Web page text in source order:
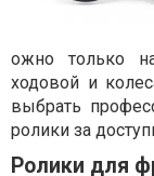
ожно только
ходовой и
выбрать
ролики за
Ролики для